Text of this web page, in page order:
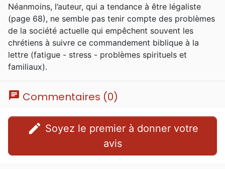
Néanmoins, l’auteur, qui a tendance à être légaliste
(page 68), ne semble pas tenir compte des problèmes
de la société actuelle qui empêchent souvent les
chrétiens à suivre ce commandement biblique à la
lettre (fatigue - stress - problèmes spirituels et
familiaux).
chat Commentaires (0)
edit
avis